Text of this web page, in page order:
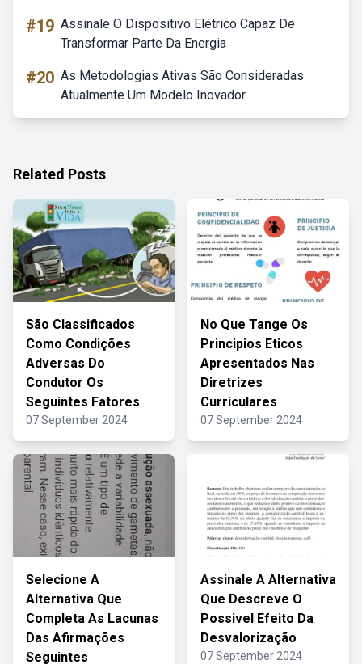
#19 Assinale O Dispositivo Elétrico Capaz De
Transformar Parte Da Energia
#20 As Metodologias Ativas São Consideradas
Atualmente Um Modelo Inovador
Related Posts
São Classificados
Como Condições
Adversas Do
Condutor Os
Seguintes Fatores
07 September 2024
No Que Tange Os
Principios Eticos
Apresentados Nas
Diretrizes
Curriculares
07 September 2024
Selecione A
Alternativa Que
Completa As Lacunas
Das Afirmações
Seguintes
Assinale A Alternativa
Que Descreve O
Possivel Efeito Da
Desvalorização
07 September 2024